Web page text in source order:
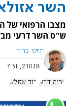
השר
מצבו הרפואי של
ש"ס השר דרעי
חזקי ברוך
2.10.18, 7:31
אריה דרעי דוד אזולאי